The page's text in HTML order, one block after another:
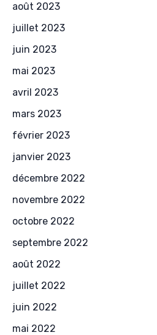
août 2023
juillet 2023
juin 2023
mai 2023
avril 2023
mars 2023
février 2023
janvier 2023
décembre 2022
novembre 2022
octobre 2022
septembre 2022
août 2022
juillet 2022
juin 2022
mai 2022